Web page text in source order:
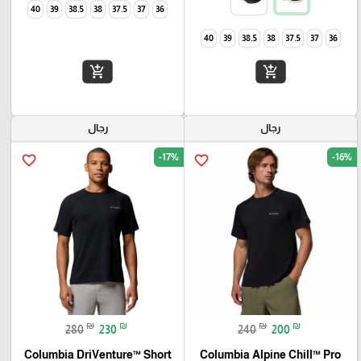
36
37
37.5
38
38.5
39
40
add_shopping_cart
36
37
37.5
38
38.5
39
40
add_shopping_cart
رجال
favorite_border -16%
240 ₪ 200 ₪
Columbia Alpine Chill™ Pro
رجال
favorite_border -17%
280 ₪ 230 ₪
Columbia DriVenture™ Short